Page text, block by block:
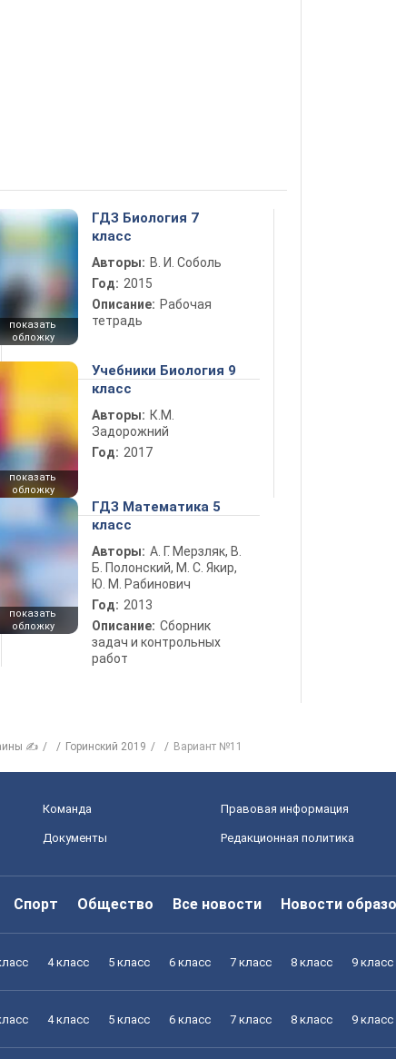
показать
обложку
ГДЗ Биология 7
класс
Авторы: В. И. Соболь
Год: 2015
Описание: Рабочая
тетрадь
показать
обложку
Учебники Биология 9
класс
Авторы: К.М.
Задорожний
Год: 2017
показать
обложку
ГДЗ Математика 5
класс
Авторы: А. Г. Мерзляк, В.
Б. Полонский, М. С. Якир,
Ю. М. Рабинович
Год: 2013
Описание: Сборник
задач и контрольных
работ
✍ Горинский 2019 Вариант №11
Команда Правовая информация
Документы Редакционная политика
Спорт Общество Все новости Новости
4 класс 5 класс 6 класс 7 класс 8 класс 9 класс
4 класс 5 класс 6 класс 7 класс 8 класс 9 класс